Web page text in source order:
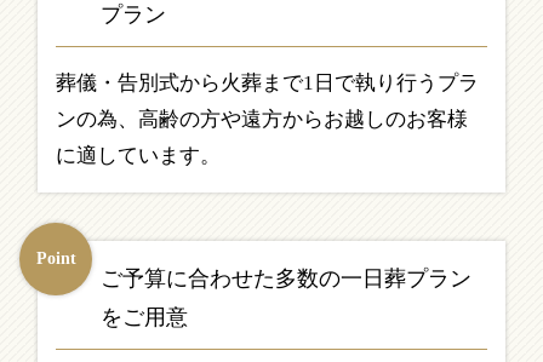
プラン
葬儀・告別式から火葬まで1日で執り行うプラ
ンの為、高齢の方や遠方からお越しのお客様
に適しています。
Point
ご予算に合わせた多数の一日葬プラン
をご用意